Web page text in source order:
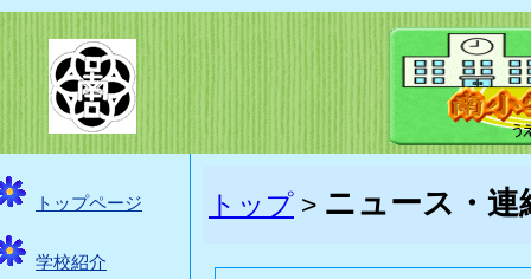
トップページ
学校紹介
トップ > ニュース・連